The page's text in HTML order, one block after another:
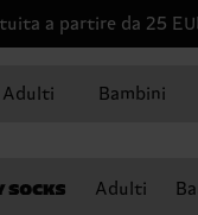
a partire da 25
Adulti Bambini
Adulti